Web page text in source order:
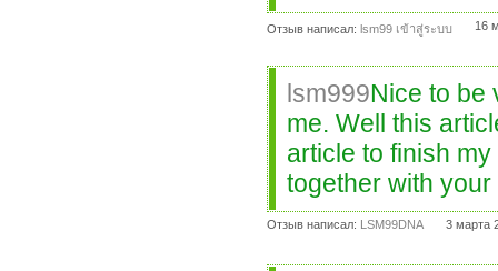
Отзыв написал: lsm99 เข้าสู่ระบบ 16
lsm999Nice to be
me. Well this
article to finish
together with
Отзыв написал: LSM99DNA 3 марта